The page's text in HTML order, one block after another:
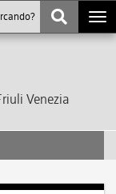
Venezia